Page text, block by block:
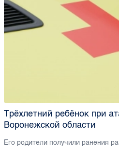
Трёхлетний ребёнок при
Воронежской области
Его родители получили ранения